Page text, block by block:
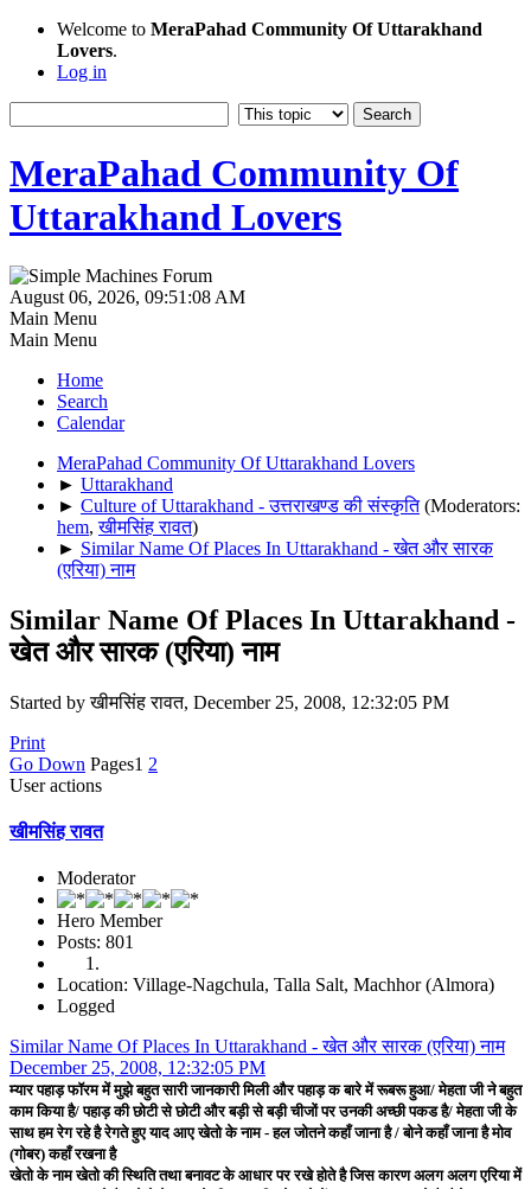
Welcome to MeraPahad Community Of Uttarakhand
Lovers.
Log in
MeraPahad Community Of
Uttarakhand Lovers
August 06, 2026, 09:51:08 AM
Main Menu
Main Menu
Home
Search
Calendar
MeraPahad Community Of Uttarakhand Lovers
► Uttarakhand
► Culture of Uttarakhand - उत्तराखण्ड की संस्कृति (Moderators:
hem,खीमसिंह रावत)
► Similar Name Of Places In Uttarakhand - खेत और सारक
(एरिया) नाम
Similar Name Of Places In Uttarakhand -
खेत और सारक (एरिया) नाम
Started by खीमसिंह रावत, December 25, 2008, 12:32:05 PM
Print
Go Down Pages1 2
User actions
खीमसिंह रावत
Moderator
Hero Member
Posts: 801
Location: Village-Nagchula, Talla Salt, Machhor (Almora)
Logged
Similar Name Of Places In Uttarakhand - खेत और सारक (एरिया) नाम
December 25, 2008, 12:32:05 PM
म्यार पहाड़ फॉरम में मुझे बहुत सारी जानकारी मिली और पहाड़ क बारे में रूबरू हुआ/ मेहता जी ने बहुत
काम किया है/ पहाड़ की छोटी से छोटी और बड़ी से बड़ी चीजों पर उनकी अच्छी पकड है/ मेहता जी के
साथ हम रेग रहे है रेगते हुए याद आए खेतो के नाम - हल जोतने कहाँ जाना है / बोने कहाँ जाना है मोव
(गोबर) कहाँ रखना है
खेतो के नाम खेतो की स्थिति तथा बनावट के आधार पर रखे होते है जिस कारण अलग अलग एरिया में